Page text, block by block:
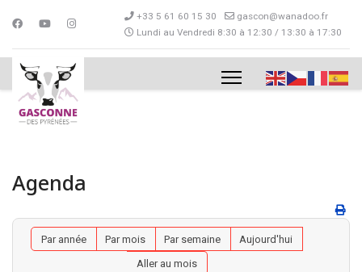
+33 5 61 60 15 30
gascon@wanadoo.fr
Lundi au Vendredi 8:30 à 12:30 / 13:30 à 17:30
Agenda
Par année Par mois Par semaine
Aujourd'hui
Aller au mois